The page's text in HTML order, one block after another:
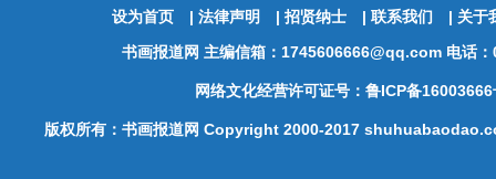
设为首页 | 法律声明 | 招贤纳士 | 联系我们 | 关于
书画报道网 主编信箱：1745606666@qq.com 电话
网络文化经营许可证号：鲁ICP备
版权所有：书画报道网 Copyright 2000-2017